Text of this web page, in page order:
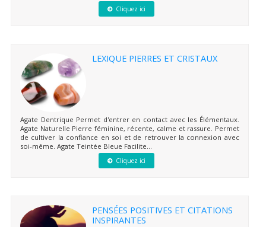
Cliquez ici
LEXIQUE PIERRES ET CRISTAUX
Agate Dentrique Permet d'entrer en contact avec les Élémentaux.
Agate Naturelle Pierre féminine, récente, calme et rassure. Permet
de cultiver la confiance en soi et de retrouver la connexion avec
soi-même. Agate Teintée Bleue Facilite...
Cliquez ici
PENSÉES POSITIVES ET CITATIONS
INSPIRANTES